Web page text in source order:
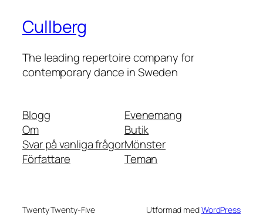
Cullberg
The leading repertoire company for
contemporary dance in Sweden
Blogg
Om
Svar på vanliga frågor
Författare
Evenemang
Butik
Mönster
Teman
Twenty Twenty-Five Utformad medWordPress